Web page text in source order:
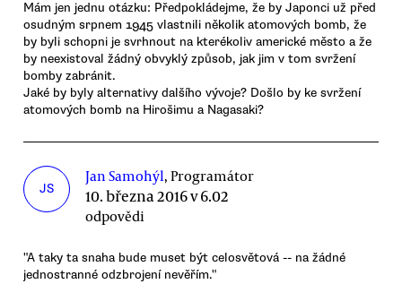
Mám jen jednu otázku: Předpokládejme, že by Japonci už před
osudným srpnem 1945 vlastnili několik atomových bomb, že
by byli schopni je svrhnout na kterékoliv americké město a že
by neexistoval žádný obvyklý způsob, jak jim v tom svržení
bomby zabránit.
Jaké by byly alternativy dalšího vývoje? Došlo by ke svržení
atomových bomb na Hirošimu a Nagasaki?
JS
Jan Samohýl, Programátor
10. března 2016 v 6.02
odpovědi
"A taky ta snaha bude muset být celosvětová -- na žádné
jednostranné odzbrojení nevěřím."